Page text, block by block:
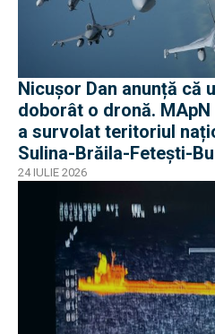
Nicușor Dan anunță că
doborât o dronă.
a survolat teritoriul
Sulina-Brăila-Fetești-
24 IULIE 2026